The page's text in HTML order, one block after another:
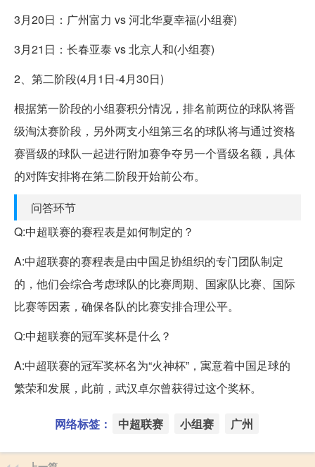
3月20日：广州富力 vs 河北华夏幸福(小组赛)
3月21日：长春亚泰 vs 北京人和(小组赛)
2、第二阶段(4月1日-4月30日)
根据第一阶段的小组赛积分情况，排名前两位的球队将晋
级淘汰赛阶段，另外两支小组第三名的球队将与通过资格
赛晋级的球队一起进行附加赛争夺另一个晋级名额，具体
的对阵安排将在第二阶段开始前公布。
问答环节
Q:中超联赛的赛程表是如何制定的？
A:中超联赛的赛程表是由中国足协组织的专门团队制定
的，他们会综合考虑球队的比赛周期、国家队比赛、国际
比赛等因素，确保各队的比赛安排合理公平。
Q:中超联赛的冠军奖杯是什么？
A:中超联赛的冠军奖杯名为“火神杯”，寓意着中国足球的
繁荣和发展，此前，武汉卓尔曾获得过这个奖杯。
网络标签： 中超联赛 小组赛 广州